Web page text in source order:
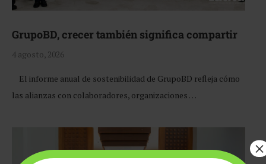
GrupoBD, crecer también significa compartir
4 agosto, 2026
El informe anual de sostenibilidad de GrupoBD refleja cómo
las alianzas con colaboradores, organizaciones …
×